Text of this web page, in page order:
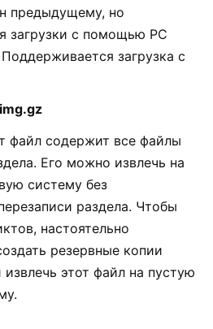
предыдущему, но
загрузки с помощью PC
загрузка с
файл содержит все файлы
Его можно извлечь на
систему без
раздела. Чтобы
настоятельно
резервные копии
этот файл на пустую